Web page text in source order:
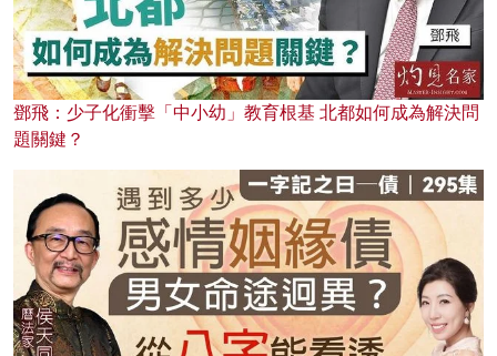
鄧飛：少子化衝擊「中小幼」教育根基 北都如何成為解決問
題關鍵？